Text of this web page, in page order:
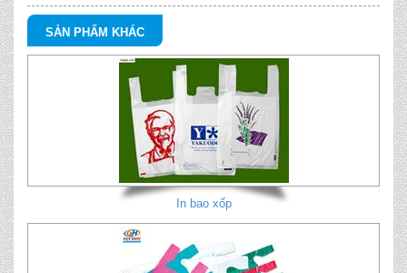
SẢN PHẨM KHÁC
In bao xốp